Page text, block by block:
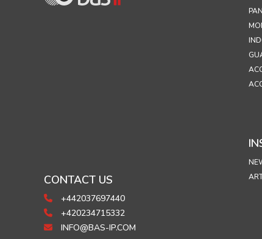
CONTACT US
+442037697440
+420234715332
INFO@BAS-IP.COM